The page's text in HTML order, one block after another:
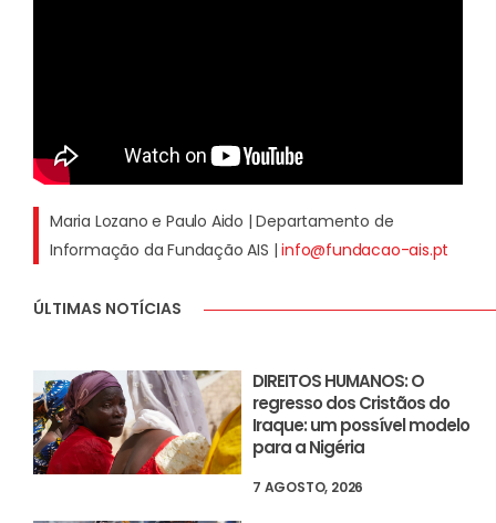
Maria Lozano e Paulo Aido | Departamento de
Informação da Fundação AIS |info@fundacao-ais.pt
ÚLTIMAS NOTÍCIAS
DIREITOS HUMANOS: O
regresso dos Cristãos do
Iraque: um possível modelo
para a Nigéria
7 AGOSTO, 2026